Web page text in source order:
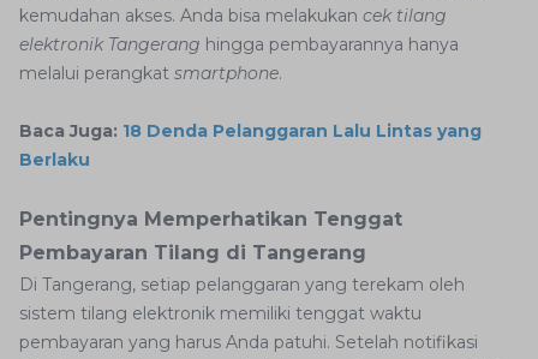
kemudahan akses. Anda bisa melakukan cek tilang
elektronik Tangerang hingga pembayarannya hanya
melalui perangkat smartphone.
Baca Juga: 18 Denda Pelanggaran Lalu Lintas yang
Berlaku
Pentingnya Memperhatikan Tenggat
Pembayaran Tilang di Tangerang
Di Tangerang, setiap pelanggaran yang terekam oleh
sistem tilang elektronik memiliki tenggat waktu
pembayaran yang harus Anda patuhi. Setelah notifikasi